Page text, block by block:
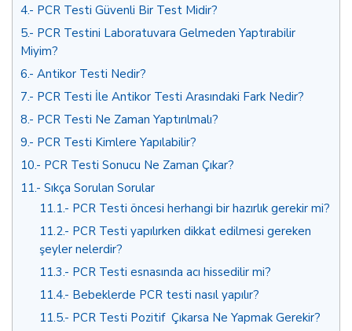
4. PCR Testi Güvenli Bir Test Midir?
5. PCR Testini Laboratuvara Gelmeden Yaptırabilir
Miyim?
6. Antikor Testi Nedir?
7. PCR Testi İle Antikor Testi Arasındaki Fark Nedir?
8. PCR Testi Ne Zaman Yaptırılmalı?
9. PCR Testi Kimlere Yapılabilir?
10. PCR Testi Sonucu Ne Zaman Çıkar?
11. Sıkça Sorulan Sorular
11.1. PCR Testi öncesi herhangi bir hazırlık gerekir mi?
11.2. PCR Testi yapılırken dikkat edilmesi gereken
şeyler nelerdir?
11.3. PCR Testi esnasında acı hissedilir mi?
11.4. Bebeklerde PCR testi nasıl yapılır?
11.5. PCR Testi Pozitif Çıkarsa Ne Yapmak Gerekir?